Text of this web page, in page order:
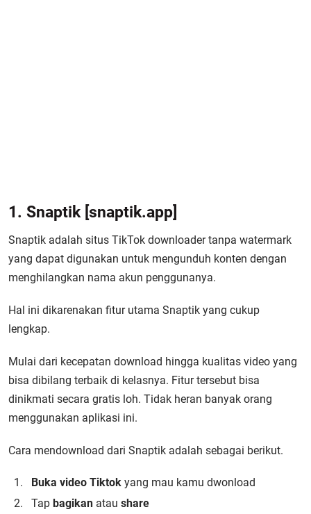
1. Snaptik [snaptik.app]
Snaptik adalah situs TikTok downloader tanpa watermark
yang dapat digunakan untuk mengunduh konten dengan
menghilangkan nama akun penggunanya.
Hal ini dikarenakan fitur utama Snaptik yang cukup
lengkap.
Mulai dari kecepatan download hingga kualitas video yang
bisa dibilang terbaik di kelasnya. Fitur tersebut bisa
dinikmati secara gratis loh. Tidak heran banyak orang
menggunakan aplikasi ini.
Cara mendownload dari Snaptik adalah sebagai berikut.
Buka video Tiktok yang mau kamu dwonload
Tap bagikan atau share